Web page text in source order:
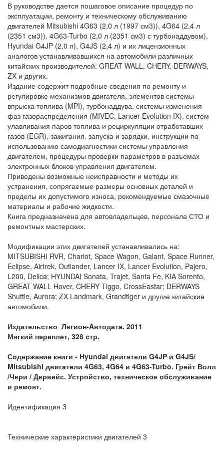
В руководстве дается пошаговое описание процедур по
эксплуатации, ремонту и техническому обслуживанию
двигателей Mitsubishi 4G63 (2,0 л (1997 см3)), 4G64 (2,4 л
(2351 см3)), 4G63-Turbo (2,0 л (2351 см3) с турбонаддувом),
Hyundai G4JP (2,0 л), G4JS (2,4 л) и их лицензионных
аналогов устанавливавшихся на автомобили различных
китайских производителей: GREAT WALL, CHERY, DERWAYS,
ZX и других.
Издание содержит подробные сведения по ремонту и
регулировке механизмов двигателя, элементов системы
впрыска топлива (MPI), турбонаддува, системы изменения
фаз газораспределения (MIVEC, Lancer Evolution IX), систем
улавливания паров топлива и рециркуляции отработавших
газов (EGR), зажигания, запуска и зарядки, инструкции по
использованию самодиагностики системы управления
двигателем, процедуры проверки параметров в разъемах
электронных блоков управления двигателем.
Приведены возможные неисправности и методы их
устранения, сопрягаемые размеры основных деталей и
пределы их допустимого износа, рекомендуемые смазочные
материалы и рабочие жидкости.
Книга предназначена для автовладельцев, персонала СТО и
ремонтных мастерских.
Модификации этих двигателей устанавливались на:
MITSUBISHI RVR, Chariot, Space Wagon, Galant, Space Runner,
Eclipse, Airtrek, Outlander, Lancer IX, Lancer Evolution, Pajero,
L200, Delica; HYUNDAI Sonata, Trajet, Santa Fe, KIA Sorento,
GREAT WALL Hover, CHERY Tiggo, CrossEastar; DERWAYS
Shuttle, Aurora; ZX Landmark, Grandtiger и другие китайские
автомобили.
Издательство Легион-Aвтодата. 2011
Мягкий переплет, 328 стр.
Содержание книги - Hyundai двигатели G4JP и G4JS/
Mitsubishi двигатели 4G63, 4G64 и 4G63-Turbo. Грейт Волл
/Чери / Дервейс. Устройство, техническое обслуживание
и ремонт.
Идентификация 3
Технические характеристики двигателей 3